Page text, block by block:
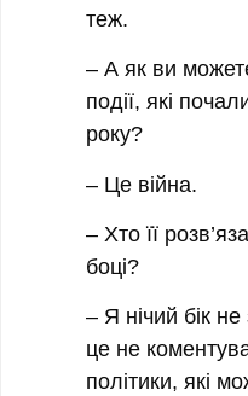
теж.
– А як ви
події, які
року?
– Це війна.
– Хто її
боці?
– Я нічий бік
це не
політики, які